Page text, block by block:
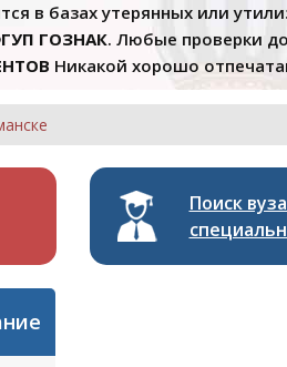
в базах утерянных или
ГОЗНАК. Любые проверки
Никакой хорошо
Поиск